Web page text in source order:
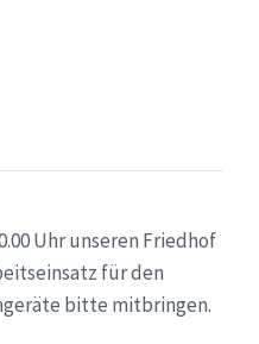
Uhr unseren Friedhof
für den
bitte mitbringen.